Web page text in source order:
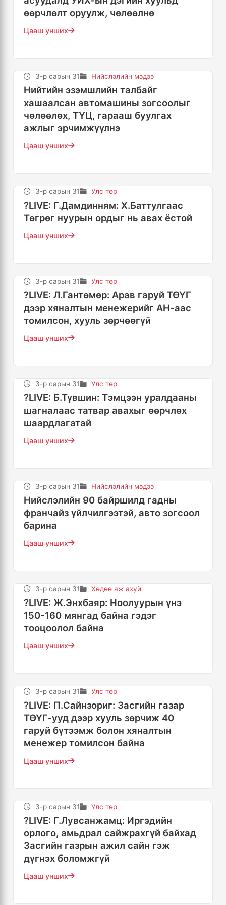
өөрчлөлт оруулж, чөлөөлнө
Цааш унших
3-р сарын 31 Нийслэлийн мэдээ
Нийтийн эзэмшлийн талбайг
хашаалсан автомашины зогсоолыг
чөлөөлөх, ТҮЦ, гарааш буулгах
ажлыг эрчимжүүлнэ
Цааш унших
3-р сарын 31 Улс төр
?LIVE: Г.Дамдинням: Х.Баттулгаас
Төгрөг нуурын ордыг нь авах ёстой
Цааш унших
3-р сарын 31 Улс төр
?LIVE: Л.Гантөмөр: Арав гаруй ТӨҮГ
дээр хяналтын менежерийг АН-аас
томилсон, хууль зөрчөөгүй
Цааш унших
3-р сарын 31 Улс төр
?LIVE: Б.Түвшин: Тэмцээн уралдааны
шагналаас татвар авахыг өөрчлөх
шаардлагатай
Цааш унших
3-р сарын 31 Нийслэлийн мэдээ
Нийслэлийн 90 байршилд гадны
франчайз үйлчилгээтэй, авто зогсоол
барина
Цааш унших
3-р сарын 31 Хөдөө аж ахуй
?LIVE: Ж.Энхбаяр: Ноолуурын үнэ
150-160 мянгад байна гэдэг
тооцоолол байна
Цааш унших
3-р сарын 31 Улс төр
?LIVE: П.Сайнзориг: Засгийн газар
ТӨҮГ-ууд дээр хууль зөрчиж 40
гаруй бүтээмж болон хяналтын
менежер томилсон байна
Цааш унших
3-р сарын 31 Улс төр
?LIVE: Г.Лувсанжамц: Иргэдийн
орлого, амьдрал сайжрахгүй байхад
Засгийн газрын ажил сайн гэж
дүгнэх боломжгүй
Цааш унших